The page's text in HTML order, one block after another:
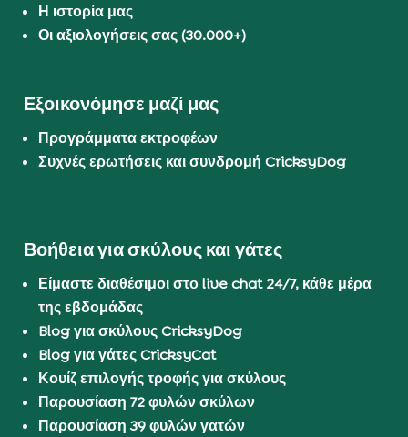
Η ιστορία μας
Οι αξιολογήσεις σας (30.000+)
Εξοικονόμησε μαζί μας
Προγράμματα εκτροφέων
Συχνές ερωτήσεις και συνδρομή CricksyDog
Βοήθεια για σκύλους και γάτες
Είμαστε διαθέσιμοι στο live chat 24/7, κάθε μέρα
της εβδομάδας
Blog για σκύλους CricksyDog
Blog για γάτες CricksyCat
Κουίζ επιλογής τροφής για σκύλους
Παρουσίαση 72 φυλών σκύλων
Παρουσίαση 39 φυλών γατών